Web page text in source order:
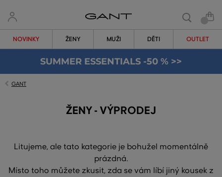
NOVINKY ŽENY MUŽI DĚTI OUTLET
SUMMER ESSENTIALS -50 % >>
GANT
ŽENY - VÝPRODEJ
Litujeme, ale tato kategorie je bohužel momentálně
prázdná.
Místo toho můžete zkusit, zda se vám líbí jiný kousek z